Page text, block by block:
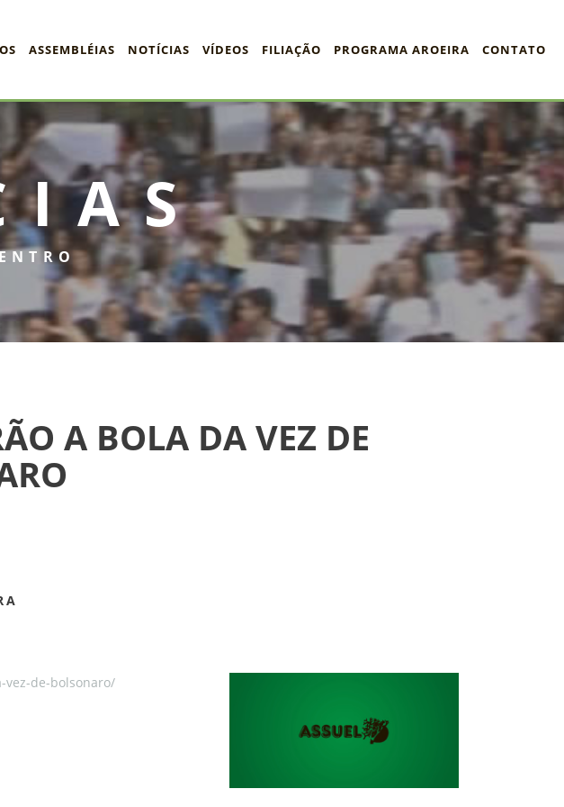
ASSEMBLÉIAS NOTÍCIAS VÍDEOS FILIAÇÃO PROGRAMA AROEIRA CONTATO
A BOLA DA VEZ DE
vez-de-bolsonaro/